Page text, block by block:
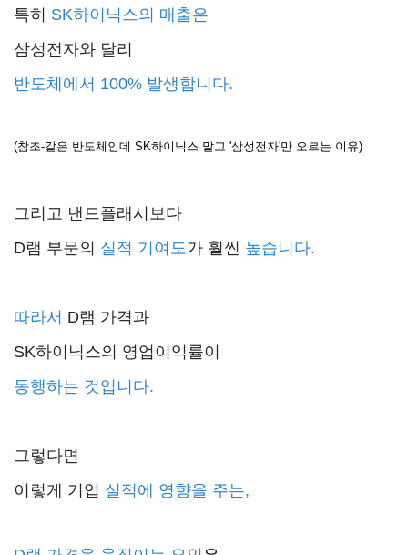
특히 SK하이닉스의 매출은
삼성전자와 달리
반도체에서 100% 발생합니다.
(참조-같은 반도체인데 SK하이닉스 말고 '삼성전자'만 오르는 이유)
그리고 낸드플래시보다
D램 부문의 실적 기여도 가 훨씬 높습니다.
따라서 D램 가격과
SK하이닉스의 영업이익률이
동행하는 것입니다.
그렇다면
이렇게 기업 실적에 영향을 주는,